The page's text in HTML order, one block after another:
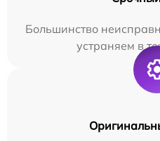
Большинство
устраняем в